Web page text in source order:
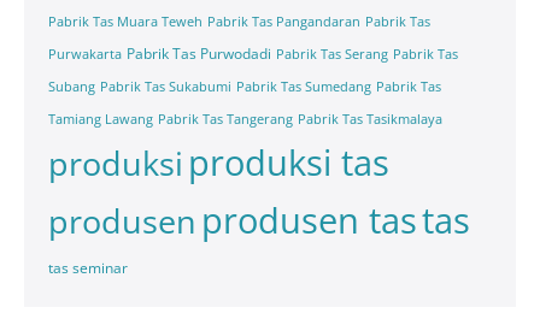
Pabrik Tas Muara Teweh Pabrik Tas Pangandaran Pabrik Tas
Purwakarta Pabrik Tas Purwodadi Pabrik Tas Serang Pabrik Tas
Subang Pabrik Tas Sukabumi Pabrik Tas Sumedang Pabrik Tas
Tamiang Lawang Pabrik Tas Tangerang Pabrik Tas Tasikmalaya
produksi produksi tas
produsen produsen tastas
tas seminar